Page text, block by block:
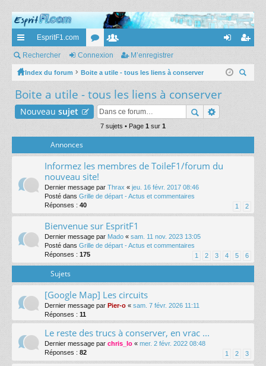
cc
ès
ra
pi
EspritF1.com
or
u
m
s
e
m
br
es
ne nr
Rechercher Connexion M’enregistrer
Index du forum
Boite a utile - tous les liens à conserver
Boite a utile - tous les liens à conserver
Nouveau sujet
7 sujets • Page 1 sur 1
Annonces
Informez les membres de ToileF1/forum du
nouveau site!
Dernier message par Thrax « jeu. 16 févr. 2017 08:46
Posté dans Grille de départ - Actus et commentaires
Réponses : 40 1 2
Bienvenue sur EspritF1
Dernier message par Mado « sam. 11 nov. 2023 13:05
Posté dans Grille de départ - Actus et commentaires
Réponses : 175 1 2 3 4 5 6
Sujets
[Google Map] Les circuits
Dernier message par Pier-o « sam. 7 févr. 2026 11:11
Réponses : 11
Le reste des trucs à conserver, en vrac ...
Dernier message par chris_lo « mer. 2 févr. 2022 08:48
Réponses : 82 1 2 3